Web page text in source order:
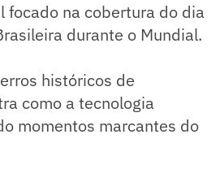
focado na cobertura do dia
durante o Mundial.
históricos de
como a tecnologia
momentos marcantes do